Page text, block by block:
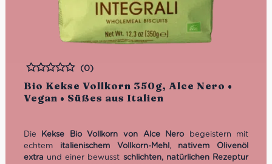
Bio Kekse Vollkorn 350g, Alce Nero •
Vegan • Süßes aus Italien
Bewertet
(0)
Die Kekse Bio Vollkorn von Alce Nero begeistern mit
echtem italienischem Vollkorn-Mehl, nativem Olivenöl
extra und einer bewusst schlichten, natürlichen Rezeptur